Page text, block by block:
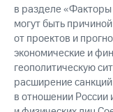
в разделе
могут быть
от проектов и
экономические и
геополитическую
расширение
в отношении России